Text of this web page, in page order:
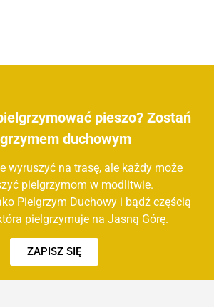
pieszo? Zostań
duchowym
wyruszyć na trasę, ale każdy może
pielgrzymom w modlitwie.
Pielgrzym Duchowy i bądź częścią
pielgrzymuje na Jasną Górę.
ZAPISZ SIĘ